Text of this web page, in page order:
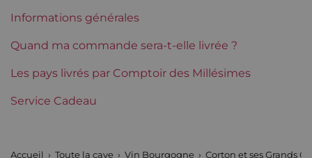
Etiquette Parfaite
Région Bourgogne
Classification Bourgogne
Informations générales
Quand ma commande sera-t-elle livrée ?
Les pays livrés par Comptoir des Millésimes
Service Cadeau
Accueil Toute la cave Vin Bourgogne Corton et ses Grands